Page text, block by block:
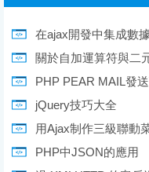
在ajax開發中集成數
關於自加運算符與二
PHP PEAR MAIL發
jQuery技巧大全
用Ajax制作三級聯動
PHP中JSON的應用